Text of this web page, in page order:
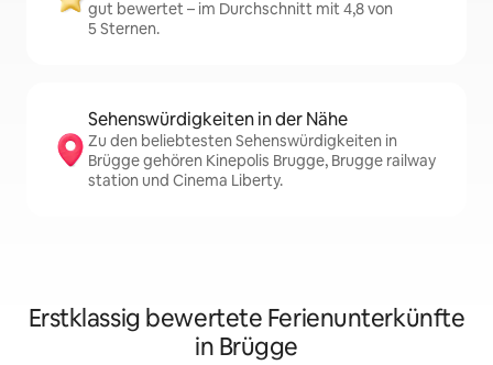
gut bewertet – im Durchschnitt mit 4,8 von
5 Sternen.
Sehenswürdigkeiten in der Nähe
Zu den beliebtesten Sehenswürdigkeiten in
Brügge gehören Kinepolis Brugge, Brugge railway
station und Cinema Liberty.
Erstklassig bewertete Ferienunterkünfte
in Brügge